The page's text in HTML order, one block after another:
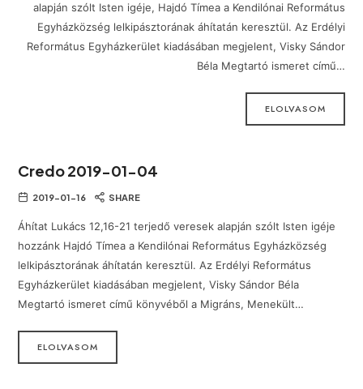
alapján szólt Isten igéje, Hajdó Tímea a Kendilónai Református
Egyházközség lelkipásztorának áhítatán keresztül. Az Erdélyi
Református Egyházkerület kiadásában megjelent, Visky Sándor
Béla Megtartó ismeret című…
ELOLVASOM
Credo 2019-01-04
2019-01-16 SHARE
Áhítat Lukács 12,16-21 terjedő veresek alapján szólt Isten igéje
hozzánk Hajdó Tímea a Kendilónai Református Egyházközség
lelkipásztorának áhítatán keresztül. Az Erdélyi Református
Egyházkerület kiadásában megjelent, Visky Sándor Béla
Megtartó ismeret című könyvéből a Migráns, Menekült…
ELOLVASOM